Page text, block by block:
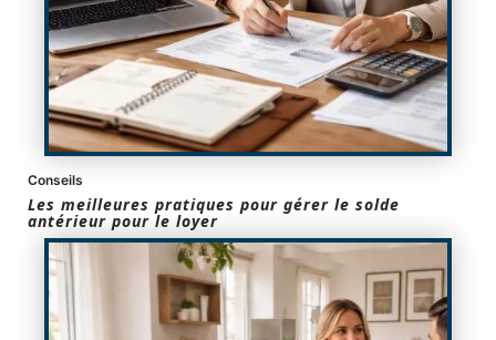
Conseils
Les meilleures pratiques pour gérer le solde
antérieur pour le loyer